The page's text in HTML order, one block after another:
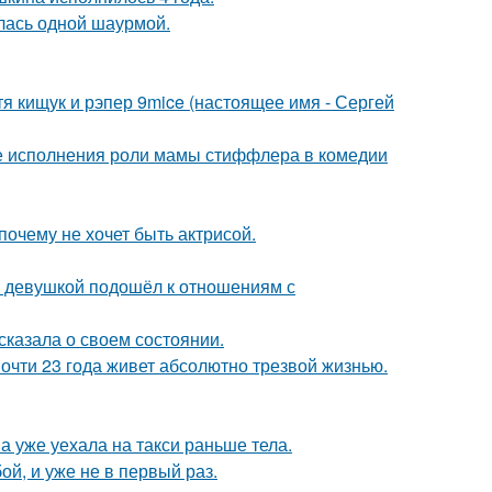
одной шаурмой.
кищук и рэпер 9mice (настоящее имя - Сергей
исполнения роли мамы стиффлера в комедии
не хочет быть актрисой.
подошёл к отношениям с
о своем состоянии.
23 года живет абсолютно трезвой жизнью.
уехала на такси раньше тела.
и уже не в первый раз.